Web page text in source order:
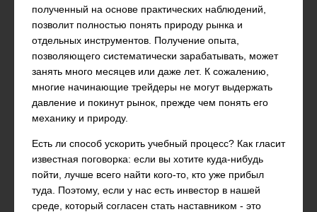
полученный на основе практических наблюдений,
позволит полностью понять природу рынка и
отдельных инструментов. Получение опыта,
позволяющего систематически зарабатывать, может
занять много месяцев или даже лет. К сожалению,
многие начинающие трейдеры не могут выдержать
давление и покинут рынок, прежде чем понять его
механику и природу.
Есть ли способ ускорить учебный процесс? Как гласит
известная поговорка: если вы хотите куда-нибудь
пойти, лучше всего найти кого-то, кто уже прибыл
туда. Поэтому, если у нас есть инвестор в нашей
среде, который согласен стать наставником - это